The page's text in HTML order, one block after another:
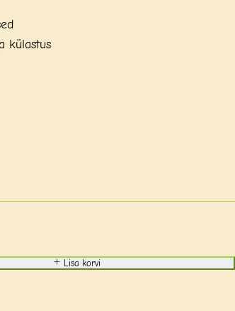
külastus
Lisa korvi